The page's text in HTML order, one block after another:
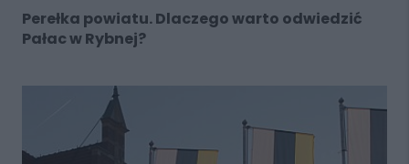
Perełka powiatu. Dlaczego warto odwiedzić
Pałac w Rybnej?